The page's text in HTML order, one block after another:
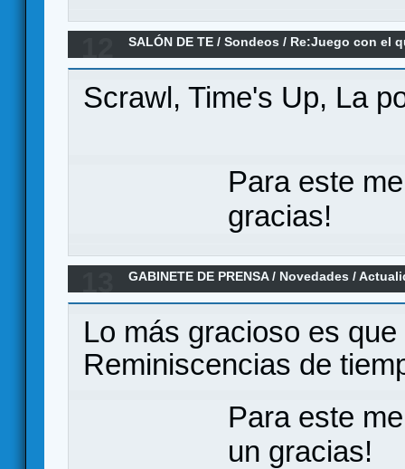
SALÓN DE TE /Sondeos / Re:Juego con el
Scrawl, Time's Up, La
Para este
gracias!
GABINETE DE PRENSA/ Novedades /
ACUERDO POR LOS DERECHOS DE
Lo más gracioso es
Reminiscencias de
Para este
un gracias!